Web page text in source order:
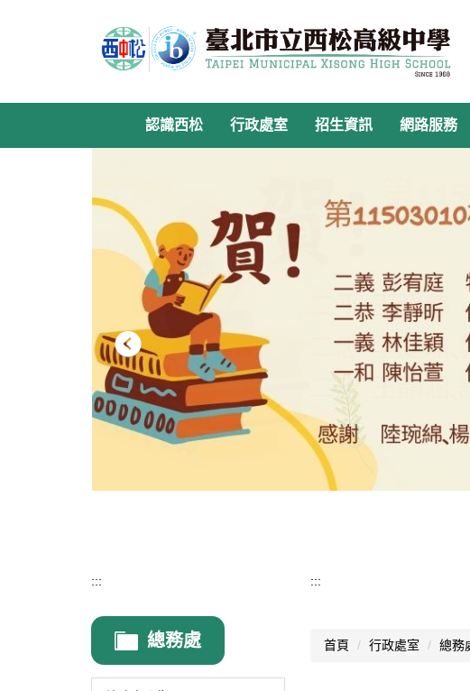
容
認識西松 行政處室 招生資訊 網路服務
:::
總務處
:::
首頁 行政處室 總務